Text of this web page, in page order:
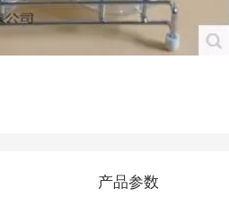
产品参数